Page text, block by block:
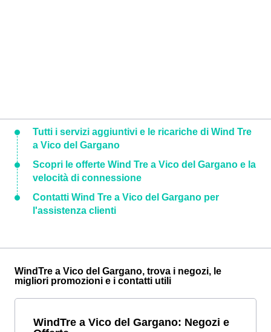
Tutti i servizi aggiuntivi e le ricariche di Wind Tre
a Vico del Gargano
Scopri le offerte Wind Tre a Vico del Gargano e la
velocità di connessione
Contatti Wind Tre a Vico del Gargano per
l'assistenza clienti
WindTre a Vico del Gargano, trova i negozi, le
migliori promozioni e i contatti utili
WindTre a Vico del Gargano: Negozi e